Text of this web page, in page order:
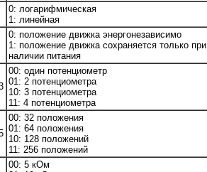
0: логарифмическая
1: линейная
0: положение движка энергонезависимо
1: положение движка сохраняется только при
наличии питания
00: один потенциометр
01: 2 потенциометра
10: 3 потенциометра
11: 4 потенциометра
00: 32 положения
01: 64 положения
10: 128 положений
11: 256 положений
00: 5 кОм